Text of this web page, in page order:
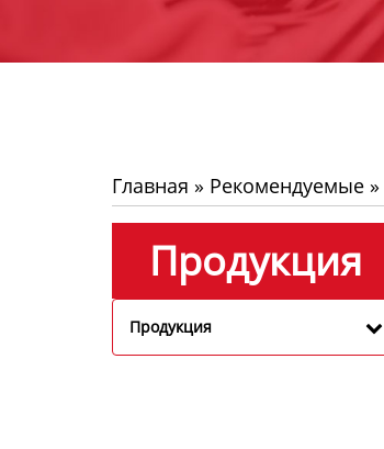
Главная » Рекомендуемые »
Продукция
Продукция